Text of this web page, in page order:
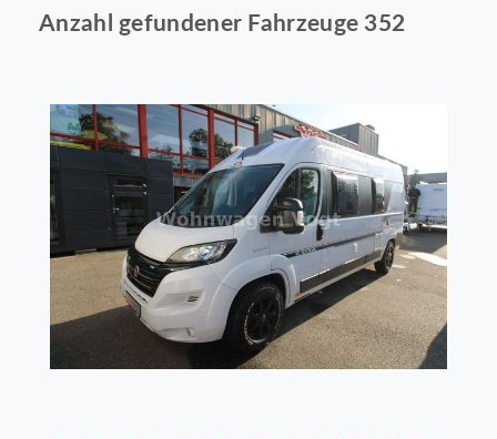
Anzahl gefundener Fahrzeuge 352